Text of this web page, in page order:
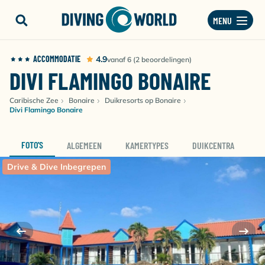
MENU
ACCOMMODATIE 4.9vanaf 6 (2 beoordelingen)
DIVI FLAMINGO BONAIRE
Caribische Zee Bonaire
Duikresorts op Bonaire
Divi Flamingo Bonaire
FOTO'S ALGEMEEN KAMERTYPES DUIKCENTRA
Drive & Dive Inbegrepen